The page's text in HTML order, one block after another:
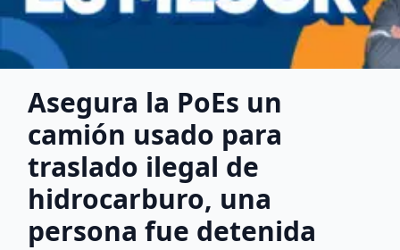
Asegura la PoEs un
camión usado para
traslado ilegal de
hidrocarburo, una
persona fue detenida